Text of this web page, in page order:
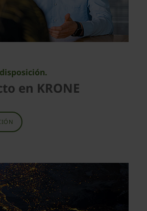
en KRONE